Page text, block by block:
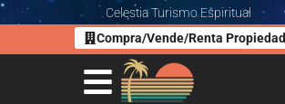
Celestia Turismo Espiritual
Compra/Vende/Renta Propiedad